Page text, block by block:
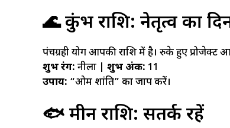
🌊 कुंभ राशि: नेतृत्व का
पंचग्रही योग आपकी राशि में है। रुके हुए
शुभ रंग: नीला | शुभ अंक: 11
उपाय: “ओम शांति” का जाप करें।
🐟 मीन राशि: सतर्क रहें